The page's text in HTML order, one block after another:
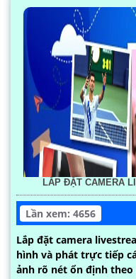
LẮP ĐẶT CAMERA
Lần xem: 4656
Lắp đặt camera
hình và phát trực tiếp
ảnh rõ nét ổn định